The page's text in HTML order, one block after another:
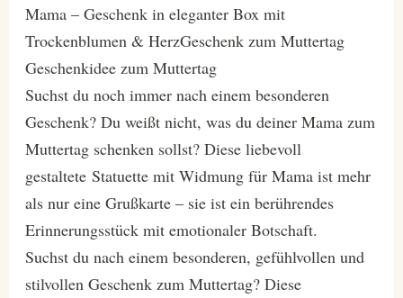
Mama – Geschenk in eleganter Box mit
Trockenblumen & HerzGeschenk zum Muttertag
Geschenkidee zum Muttertag
Suchst du noch immer nach einem besonderen
Geschenk? Du weißt nicht, was du deiner Mama zum
Muttertag schenken sollst? Diese liebevoll
gestaltete Statuette mit Widmung für Mama ist mehr
als nur eine Grußkarte – sie ist ein berührendes
Erinnerungsstück mit emotionaler Botschaft.
Suchst du nach einem besonderen, gefühlvollen und
stilvollen Geschenk zum Muttertag? Diese